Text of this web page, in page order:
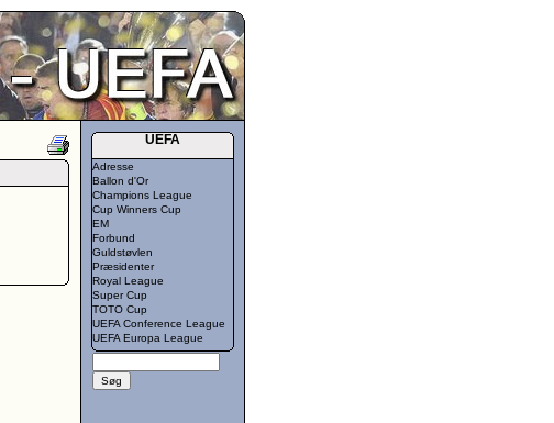
UEFA
Adresse
Ballon d'Or
Champions League
Cup Winners Cup
EM
Forbund
Guldstøvlen
Præsidenter
Royal League
Super Cup
TOTO Cup
UEFA Conference League
UEFA Europa League